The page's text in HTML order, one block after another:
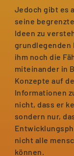
Jedoch gibt es
seine
Ideen zu
grundlegenden
ihm noch die
miteinander in
Konzepte auf
Informationen
nicht, dass er
sondern nur,
nicht alle
können.